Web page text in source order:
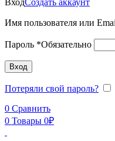
Имя пользователя или
Пароль *Обязательно
Вход
Потеряли свой пароль?
0 Сравнить
0 Товары 0₽